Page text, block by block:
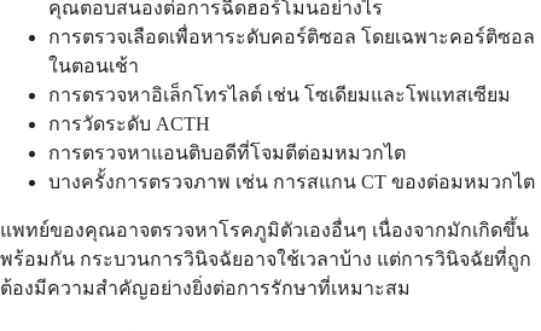
คุณตอบสนองต่อการฉีดฮอร์โมนอย่างไร
การตรวจเลือดเพื่อหาระดับคอร์ติซอล โดยเฉพาะคอร์ติซอล
ในตอนเช้า
การตรวจหาอิเล็กโทรไลต์ เช่น โซเดียมและโพแทสเซียม
การวัดระดับ ACTH
การตรวจหาแอนติบอดีที่โจมตีต่อมหมวกไต
บางครั้งการตรวจภาพ เช่น การสแกน CT ของต่อมหมวกไต
แพทย์ของคุณอาจตรวจหาโรคภูมิตัวเองอื่นๆ เนื่องจากมักเกิดขึ้น
พร้อมกัน กระบวนการวินิจฉัยอาจใช้เวลาบ้าง แต่การวินิจฉัยที่ถูก
ต้องมีความสำคัญอย่างยิ่งต่อการรักษาที่เหมาะสม